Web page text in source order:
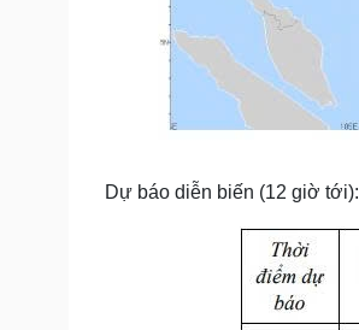
Dự báo diễn biến (12 giờ tới):